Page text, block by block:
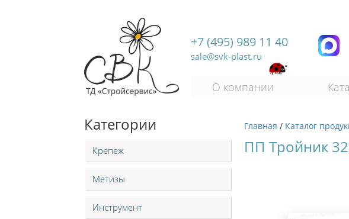
+7 (495) 989 11 40
sale@svk-plast.ru
О компании
Главная / Каталог
Категории
Крепеж
Метизы
Инструмент
ПП Тройник